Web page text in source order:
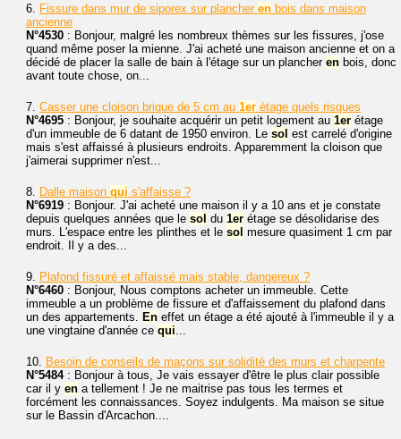
6. Fissure dans mur de siporex sur plancher en bois dans maison
ancienne
N°4530 : Bonjour, malgré les nombreux thèmes sur les fissures, j'ose
quand même poser la mienne. J'ai acheté une maison ancienne et on a
décidé de placer la salle de bain à l'étage sur un plancher en bois, donc
avant toute chose, on...
7. Casser une cloison brique de 5 cm au 1er étage quels risques
N°4695 : Bonjour, je souhaite acquérir un petit logement au 1er étage
d'un immeuble de 6 datant de 1950 environ. Le sol est carrelé d'origine
mais s'est affaissé à plusieurs endroits. Apparemment la cloison que
j'aimerai supprimer n'est...
8. Dalle maison qui s'affaisse ?
N°6919 : Bonjour. J'ai acheté une maison il y a 10 ans et je constate
depuis quelques années que le sol du 1er étage se désolidarise des
murs. L'espace entre les plinthes et le sol mesure quasiment 1 cm par
endroit. Il y a des...
9. Plafond fissuré et affaissé mais stable, dangereux ?
N°6460 : Bonjour, Nous comptons acheter un immeuble. Cette
immeuble a un problème de fissure et d'affaissement du plafond dans
un des appartements. En effet un étage a été ajouté à l'immeuble il y a
une vingtaine d'année ce qui...
10. Besoin de conseils de maçons sur solidité des murs et charpente
N°5484: Bonjour à tous, Je vais essayer d'être le plus clair possible
car il y en a tellement ! Je ne maitrise pas tous les termes et
forcément les connaissances. Soyez indulgents. Ma maison se situe
sur le Bassin d'Arcachon....